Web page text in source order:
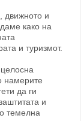
движното и
како на
и туризмот.
намерите
да ги
и
темелна